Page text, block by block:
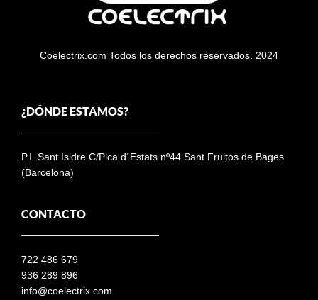
Coelectrix.com Todos los derechos reservados. 2024
¿DÓNDE ESTAMOS?
P.I. Sant Isidre C/Pica d´Estats nº44 Sant Fruitos de Bages
(Barcelona)
CONTACTO
722 486 679
936 289 896
info@coelectrix.com